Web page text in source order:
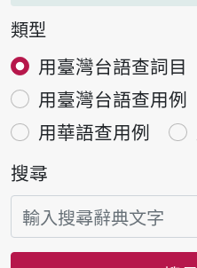
類型
用臺灣台語查詞目
用臺灣台語查用例
用華語查用例
搜尋